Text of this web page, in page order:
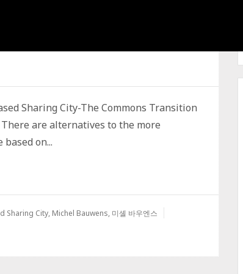
CITY
Sharing City-The Commons Transition
are alternatives to the more
on...
Sharing City, Michel Bauwens, 미셸 바우엔스